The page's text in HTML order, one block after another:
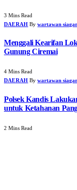
3 Mins Read
DAERAH By wartawan
Menggali Kearifan
Gunung Ciremai
4 Mins Read
DAERAH By wartawan
Polsek Kandis
untuk Ketahanan
2 Mins Read